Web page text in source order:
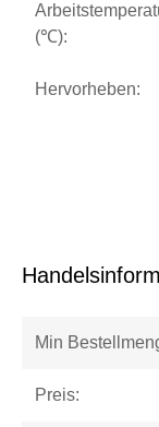
(℃):
Hervorheben:
Min
Preis: